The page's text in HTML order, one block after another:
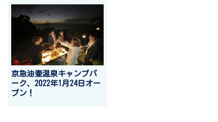
京急油壷温泉キャンプパ
ーク、2022年1月24日オー
プン！